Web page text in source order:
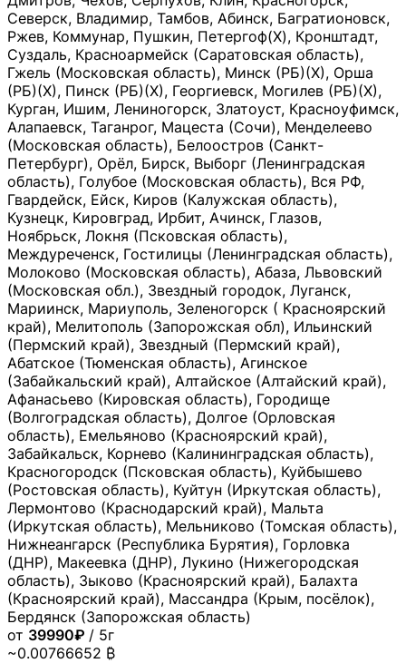
Северск, Владимир, Тамбов, Абинск, Багратионовск,
Ржев, Коммунар, Пушкин, Петергоф(Х), Кронштадт,
Суздаль, Красноармейск (Саратовская область),
Гжель (Московская область), Минск (РБ)(Х), Орша
(РБ)(Х), Пинск (РБ)(Х), Георгиевск, Могилев (РБ)(Х),
Курган, Ишим, Лениногорск, Златоуст, Красноуфимск,
Алапаевск, Таганрог, Мацеста (Сочи), Менделеево
(Московская область), Белоостров (Санкт-
Петербург), Орёл, Бирск, Выборг (Ленинградская
область), Голубое (Московская область), Вся РФ,
Гвардейск, Ейск, Киров (Калужская область),
Кузнецк, Кировград, Ирбит, Ачинск, Глазов,
Ноябрьск, Локня (Псковская область),
Междуреченск, Гостилицы (Ленинградская область),
Молоково (Московская область), Абаза, Львовский
(Московская обл.), Звездный городок, Луганск,
Мариинск, Мариуполь, Зеленогорск ( Красноярский
край), Мелитополь (Запорожская обл), Ильинский
(Пермский край), Звездный (Пермский край),
Абатское (Тюменская область), Агинское
(Забайкальский край), Алтайское (Алтайский край),
Афанасьево (Кировская область), Городище
(Волгоградская область), Долгое (Орловская
область), Емельяново (Красноярский край),
Забайкальск, Корнево (Калининградская область),
Красногородск (Псковская область), Куйбышево
(Ростовская область), Куйтун (Иркутская область),
Лермонтово (Краснодарский край), Мальта
(Иркутская область), Мельниково (Томская область),
Нижнеангарск (Республика Бурятия), Горловка
(ДНР), Макеевка (ДНР), Лукино (Нижегородская
область), Зыково (Красноярский край), Балахта
(Красноярский край), Массандра (Крым, посёлок),
Бердянск (Запорожская область)
от 39990₽ / 5г
~0.00766652 ₿